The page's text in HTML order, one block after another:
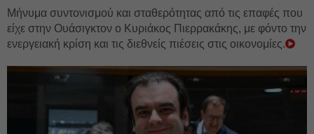
Μήνυμα συντονισμού και σταθερότητας από τις επαφές που
είχε στην Ουάσιγκτον ο Κυριάκος Πιερρακάκης, με φόντο την
ενεργειακή κρίση και τις διεθνείς πιέσεις στις οικονομίες.